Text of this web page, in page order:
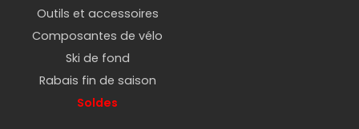
Outils et accessoires
Composantes de vélo
Ski de fond
Rabais fin de saison
Soldes